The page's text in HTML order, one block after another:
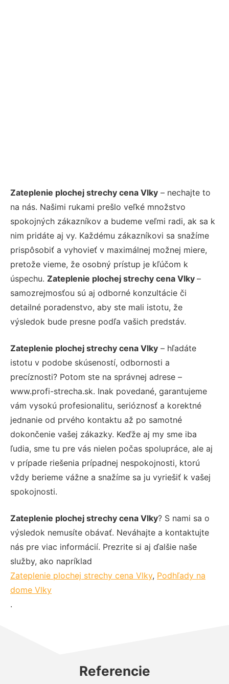
Zateplenie plochej strechy cena Vlky – nechajte to
na nás. Našimi rukami prešlo veľké množstvo
spokojných zákazníkov a budeme veľmi radi, ak sa k
nim pridáte aj vy. Každému zákazníkovi sa snažíme
prispôsobiť a vyhovieť v maximálnej možnej miere,
pretože vieme, že osobný prístup je kľúčom k
úspechu. Zateplenie plochej strechy cena Vlky –
samozrejmosťou sú aj odborné konzultácie či
detailné poradenstvo, aby ste mali istotu, že
výsledok bude presne podľa vašich predstáv.
Zateplenie plochej strechy cena Vlky – hľadáte
istotu v podobe skúseností, odbornosti a
precíznosti? Potom ste na správnej adrese –
www.profi-strecha.sk. Inak povedané, garantujeme
vám vysokú profesionalitu, serióznosť a korektné
jednanie od prvého kontaktu až po samotné
dokončenie vašej zákazky. Keďže aj my sme iba
ľudia, sme tu pre vás nielen počas spolupráce, ale aj
v prípade riešenia prípadnej nespokojnosti, ktorú
vždy berieme vážne a snažíme sa ju vyriešiť k vašej
spokojnosti.
Zateplenie plochej strechy cena Vlky? S nami sa o
výsledok nemusíte obávať. Neváhajte a kontaktujte
nás pre viac informácií. Prezrite si aj ďalšie naše
služby, ako napríklad
Zateplenie plochej strechy cena Vlky, Podhľady na
dome Vlky
.
Referencie